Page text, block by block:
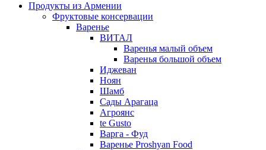
Продукты из Армении
Фруктовые консервации
Варенье
ВИТАЛ
Варенья малый объем
Варенья большой объем
Иджеван
Ноян
Шамб
Сады Арагаца
Агроянс
te Gusto
Варга - Фуд
Варенье Proshyan Food